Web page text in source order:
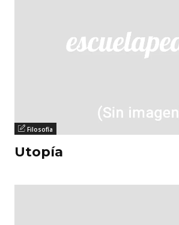
Filosofía
Utopía